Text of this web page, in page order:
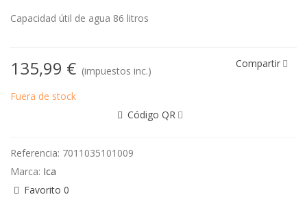
Capacidad útil de agua 86 litros
135,99 € (impuestos inc.)
Compartir
Fuera de stock
Código QR
Referencia: 7011035101009
Marca: Ica
Favorito 0